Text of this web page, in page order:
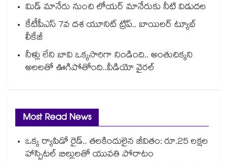
మిడ్ మానేరు నుంచి లోయర్ మానేరుకు నీటి విడుదల
కేటీపీఎస్ 7వ దశ యూనిట్ ట్రిప్.. బాయిలర్ ట్యూబ్
లీకేజీ
నీళ్లు లేని బావి ఒక్కసారిగా నిండింది.. అంతుచిక్కని
అలలతో ఊగిపోతోంది..వీడియో వైరల్
Most Read News
ఒక్క ర్యాపిడో రైడ్.. తలకిందులైన జీవితం: రూ.25 లక్షల
హాస్పిటల్ బిల్లులతో యువతి పోరాటం